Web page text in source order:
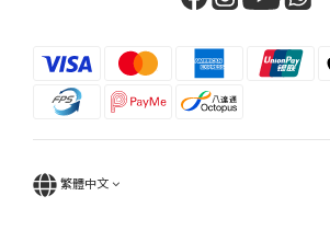
繁體中文